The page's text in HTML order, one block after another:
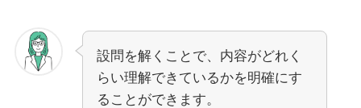
設問を解くことで、内容がどれく
らい理解できているかを明確にす
ることができます。